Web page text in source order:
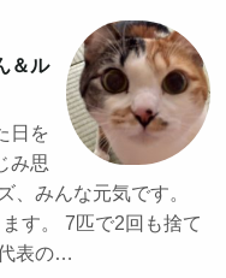
＆ル
日を
み思
、みんな元気です。
す。 7匹で2回も捨て
表の…